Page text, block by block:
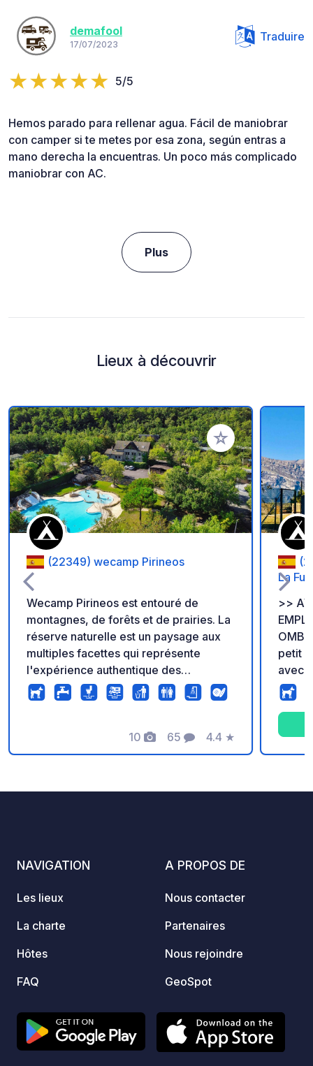
demafool
17/07/2023
Traduire
5/5
Hemos parado para rellenar agua. Fácil de maniobrar
con camper si te metes por esa zona, según entras a
mano derecha la encuentras. Un poco más complicado
maniobrar con AC.
Plus
Lieux à découvrir
Ajouter à vos
(22349) wecamp Pirineos
Wecamp Pirineos est entouré de
montagnes, de forêts et de prairies. La
réserve naturelle est un paysage aux
multiples facettes qui représente
l'expérience authentique des
Pyrénées. Il y a des emplacements
ensoleillés et ombragés d'environ
football et du paddle, ainsi qu'un
restaurant et un bar avec de la
10
Photos
65
Commentaires
4.4
Note
★
La
>>
OMBRAGÉS
petit
avec
pour
seul,
vous
avant
NAVIGATION
Les lieux
La charte
Hôtes
FAQ
A PROPOS DE
Nous contacter
Partenaires
Nous rejoindre
GeoSpot